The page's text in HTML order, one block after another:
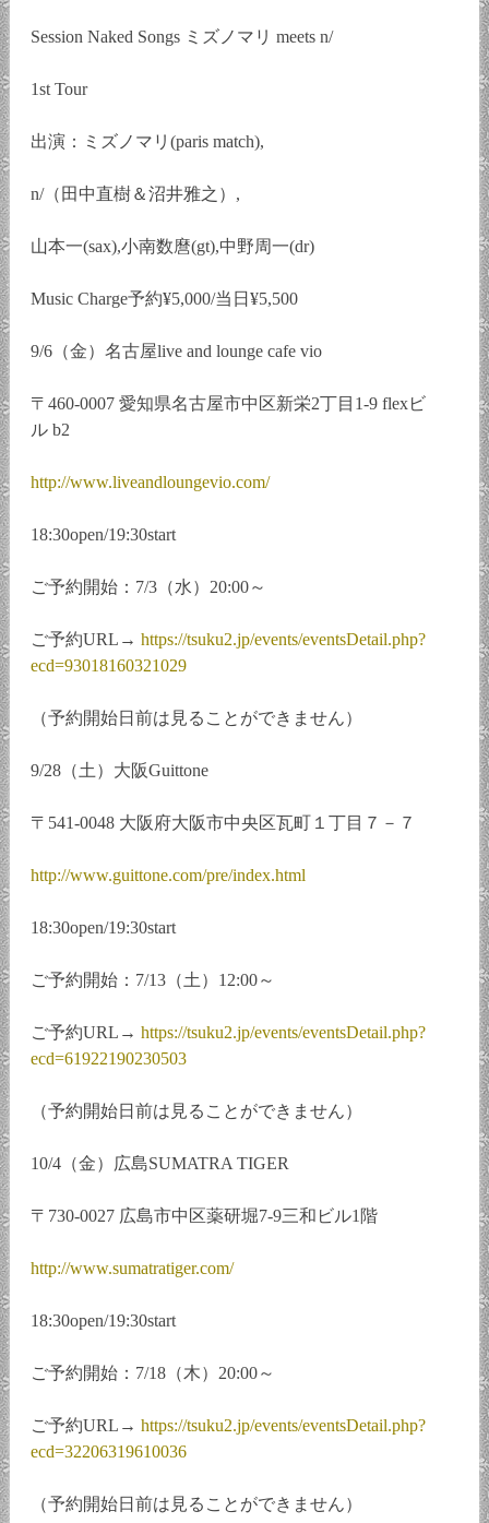
Session Naked Songs ミズノマリ meets n/
1st Tour
出演：ミズノマリ(paris match),
n/（田中直樹＆沼井雅之）,
山本一(sax),小南数麿(gt),中野周一(dr)
Music Charge予約¥5,000/当日¥5,500
9/6（金）名古屋live and lounge cafe vio
〒460-0007 愛知県名古屋市中区新栄2丁目1-9 flexビ
ル b2
http://www.liveandloungevio.com/
18:30open/19:30start
ご予約開始：7/3（水）20:00～
ご予約URL→ https://tsuku2.jp/events/eventsDetail.php?
ecd=93018160321029
（予約開始日前は見ることができません）
9/28（土）大阪Guittone
〒541-0048 大阪府大阪市中央区瓦町１丁目７－７
http://www.guittone.com/pre/index.html
18:30open/19:30start
ご予約開始：7/13（土）12:00～
ご予約URL→ https://tsuku2.jp/events/eventsDetail.php?
ecd=61922190230503
（予約開始日前は見ることができません）
10/4（金）広島SUMATRA TIGER
〒730-0027 広島市中区薬研堀7-9三和ビル1階
http://www.sumatratiger.com/
18:30open/19:30start
ご予約開始：7/18（木）20:00～
ご予約URL→ https://tsuku2.jp/events/eventsDetail.php?
ecd=32206319610036
（予約開始日前は見ることができません）